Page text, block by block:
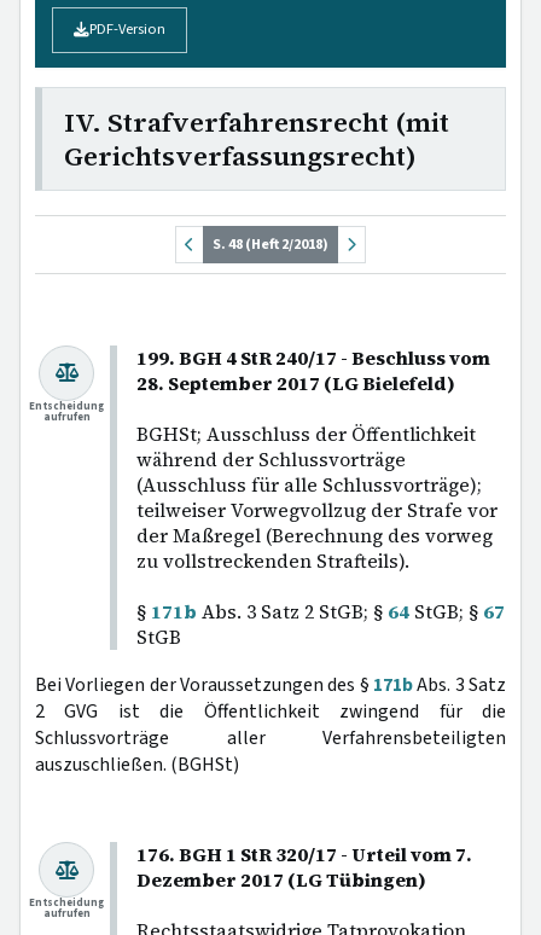
PDF-Version
IV. Strafverfahrensrecht (mit
Gerichtsverfassungsrecht)
S. 48 (Heft 2/2018)
199. BGH 4 StR 240/17 - Beschluss vom
28. September 2017 (LG Bielefeld)
BGHSt; Ausschluss der Öffentlichkeit
während der Schlussvorträge
(Ausschluss für alle Schlussvorträge);
teilweiser Vorwegvollzug der Strafe vor
der Maßregel (Berechnung des vorweg
zu vollstreckenden Strafteils).
§ 171b Abs. 3 Satz 2 StGB; § 64 StGB; § 67
StGB
Entscheidung
aufrufen
Bei Vorliegen der Voraussetzungen des § 171bAbs. 3 Satz
2 GVG ist die Öffentlichkeit zwingend für die
Schlussvorträge aller Verfahrensbeteiligten
auszuschließen. (BGHSt)
176. BGH 1 StR 320/17 - Urteil vom 7.
Dezember 2017 (LG Tübingen)
Entscheidung
aufrufen